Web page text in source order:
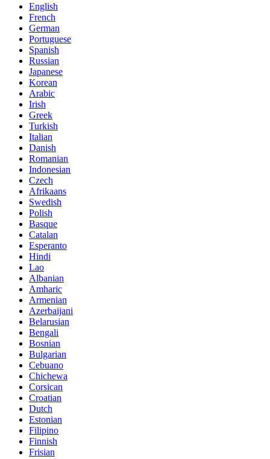
English
French
German
Portuguese
Spanish
Russian
Japanese
Korean
Arabic
Irish
Greek
Turkish
Italian
Danish
Romanian
Indonesian
Czech
Afrikaans
Swedish
Polish
Basque
Catalan
Esperanto
Hindi
Lao
Albanian
Amharic
Armenian
Azerbaijani
Belarusian
Bengali
Bosnian
Bulgarian
Cebuano
Chichewa
Corsican
Croatian
Dutch
Estonian
Filipino
Finnish
Frisian